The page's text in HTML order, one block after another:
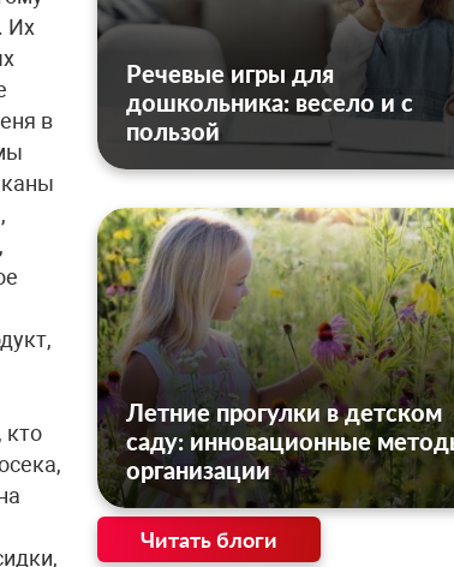
Речевые игры для
дошкольника: весело и с
пользой
Летние прогулки в детском
саду: инновационные
организации
Читать блоги